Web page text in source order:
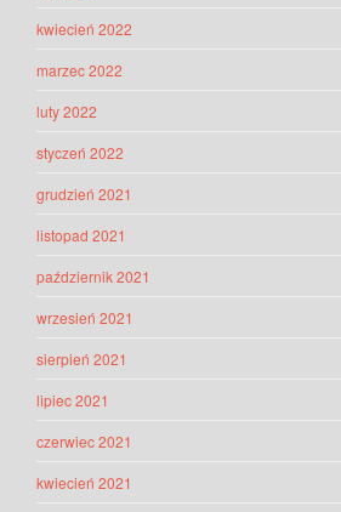
kwiecień 2022
marzec 2022
luty 2022
styczeń 2022
grudzień 2021
listopad 2021
październik 2021
wrzesień 2021
sierpień 2021
lipiec 2021
czerwiec 2021
kwiecień 2021